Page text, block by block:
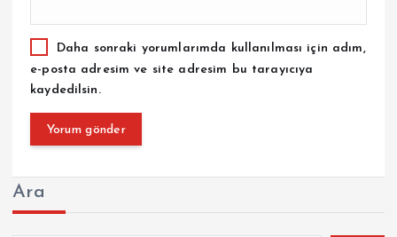
Daha sonraki yorumlarımda kullanılması için adım,
e-posta adresim ve site adresim bu tarayıcıya
kaydedilsin.
Ara